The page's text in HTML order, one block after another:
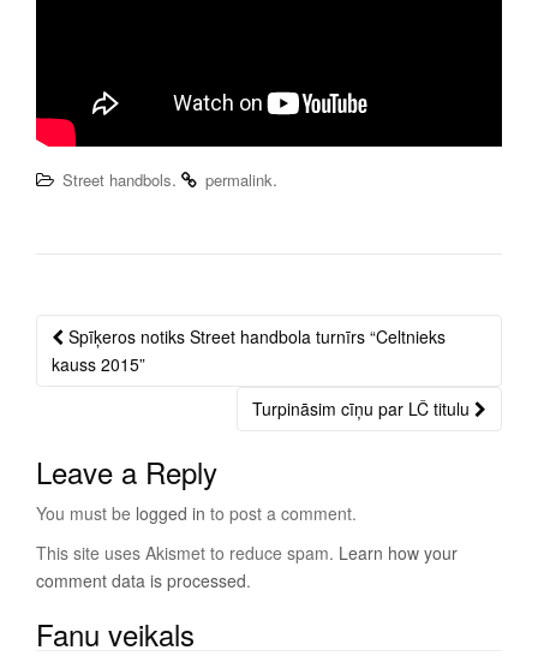
Street handbols. permalink.
Post
Spīķeros notiks Street handbola turnīrs “Celtnieks
kauss 2015”
Turpināsim cīņu par LČ titulu
Leave a Reply
You must be logged in to post a comment.
This site uses Akismet to reduce spam. Learn how your
comment data is processed.
Fanu veikals